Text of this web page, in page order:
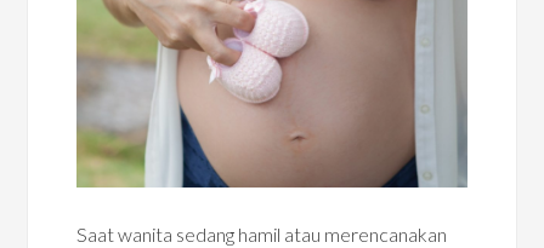
Saat wanita sedang hamil atau merencanakan